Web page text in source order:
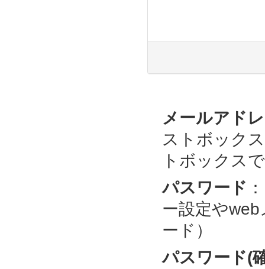
メールアド
ストボック
トボックス
パスワード
ー設定や
ード）
パスワード(